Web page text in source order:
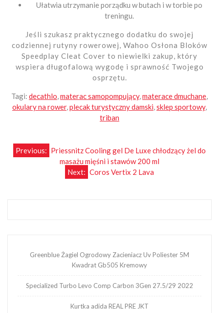
Ułatwia utrzymanie porządku w butach i w torbie po
treningu.
Jeśli szukasz praktycznego dodatku do swojej
codziennej rutyny rowerowej, Wahoo Osłona Bloków
Speedplay Cleat Cover to niewielki zakup, który
wspiera długofalową wygodę i sprawność Twojego
osprzętu.
Tagi: decathlo,materac samopompujący,materace dmuchane,
okulary na rower,plecak turystyczny damski,sklep sportowy,
triban
Nawigacja
Previous: Priessnitz Cooling gel De Luxe chłodzący żel do
masażu mięśni i stawów 200 ml
Next: Coros Vertix 2 Lava
Greenblue Żagiel Ogrodowy Zacieniacz Uv Poliester 5M
Kwadrat Gb505 Kremowy
Specialized Turbo Levo Comp Carbon 3Gen 27.5/29 2022
Kurtka adida REAL PRE JKT